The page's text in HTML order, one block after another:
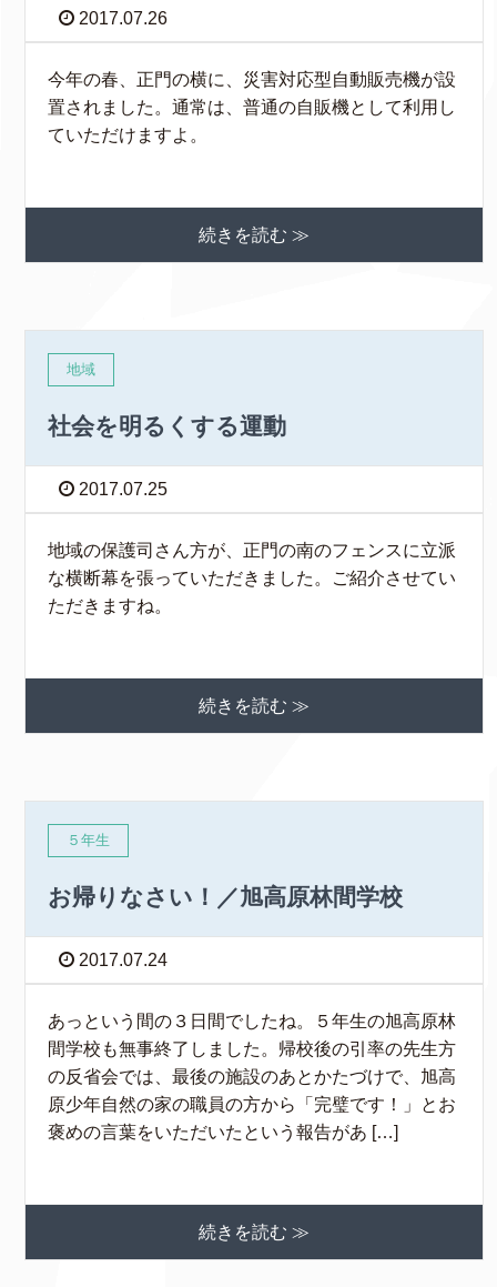
2017.07.26
今年の春、正門の横に、災害対応型自動販売機が設
置されました。通常は、普通の自販機として利用し
ていただけますよ。
続きを読む ≫
地域
社会を明るくする運動
2017.07.25
地域の保護司さん方が、正門の南のフェンスに立派
な横断幕を張っていただきました。ご紹介させてい
ただきますね。
続きを読む ≫
５年生
お帰りなさい！／旭高原林間学校
2017.07.24
あっという間の３日間でしたね。５年生の旭高原林
間学校も無事終了しました。帰校後の引率の先生方
の反省会では、最後の施設のあとかたづけで、旭高
原少年自然の家の職員の方から「完璧です！」とお
褒めの言葉をいただいたという報告があ […]
続きを読む ≫